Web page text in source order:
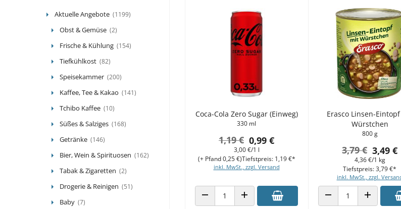
Aktuelle Angebote (1199)
Obst & Gemüse (2)
Frische & Kühlung (154)
Tiefkühlkost (82)
Speisekammer (200)
Kaffee, Tee & Kakao (141)
Tchibo Kaffee (10)
Süßes & Salziges (168)
Getränke (146)
Bier, Wein & Spirituosen (162)
Tabak & Zigaretten (2)
Drogerie & Reinigen (51)
Baby (7)
Coca-Cola Zero Sugar (Einweg)
330 ml
0,99 €
1,19 €
3,00 €/1 l
inkl. MwSt., zzgl. Versand
(+ Pfand 0,25 €)Tiefstpreis: 1,19 €*
ANZAHL VERRINGERNANZAHL ERHÖHEN
Erasco Linsen-
Würstchen
800 g
3,49 €
3,79 €
4,36 €/1 kg
inkl. MwSt., zzgl.
Tiefstpreis: 3,79 €*
ANZAHL VERRINGERN
ANZAHL